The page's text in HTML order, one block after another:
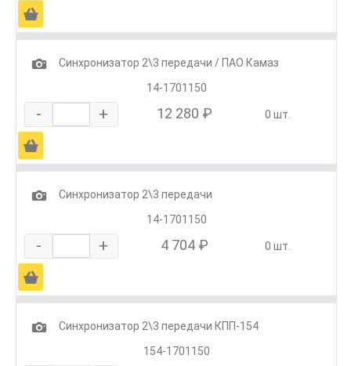
Ä
1
Синхронизатор 2\3 передачи / ПАО Камаз
14-1701150
- + 12 280 ₽ 0 шт.
Ä
1
Синхронизатор 2\3 передачи
14-1701150
- + 4 704 ₽ 0 шт.
Ä
1
Синхронизатор 2\3 передачи КПП-154
154-1701150